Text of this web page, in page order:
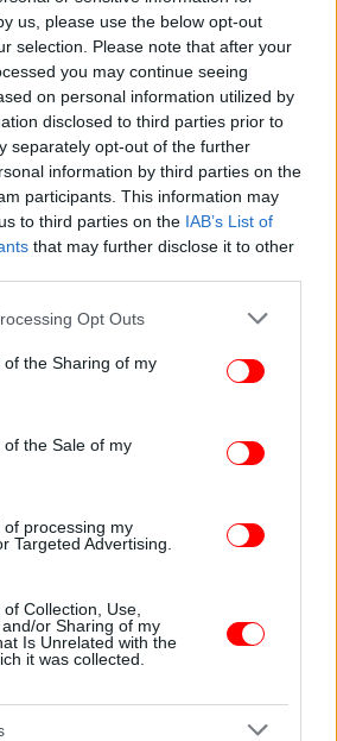
us, please use the below opt-out
selection. Please note that after your
you may continue seeing
on personal information utilized by
disclosed to third parties prior to
separately opt-out of the further
information by third parties on the
participants. This information may
to third parties on the IAB’s List of
that may further disclose it to other
app uses one or more Google
or usage behaviour. You may click to
to Google and its third-party tags to
specified purposes in below Google
Opt Outs
the Sharing of my
the Sale of my
processing my
Targeted Advertising.
Collection, Use,
or Sharing of my
Is Unrelated with the
it was collected.